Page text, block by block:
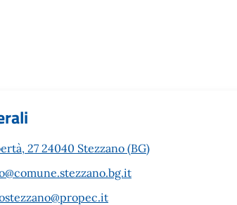
27 24040 Stezzano (BG)